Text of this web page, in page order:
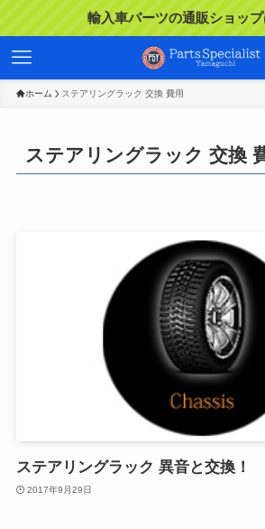
輸入車パーツの通販ショッ
ホーム ステアリングラック 交換 費用
ステアリングラック 交換
ステアリングラック 異音と交換！
2017年9月29日